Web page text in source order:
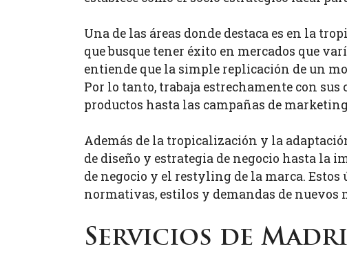
Una de las áreas donde destaca es en la
que busque tener éxito en mercados que
entiende que la simple replicación de un
Por lo tanto, trabaja estrechamente con
productos hasta las campañas de
Además de la tropicalización y la
de diseño y estrategia de negocio hasta la
de negocio y el restyling de la marca.
normativas, estilos y demandas de nuevos
Servicios de